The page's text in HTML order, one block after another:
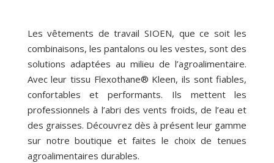
Les vêtements de travail SIOEN, que ce soit les
combinaisons, les pantalons ou les vestes, sont des
solutions adaptées au milieu de l’agroalimentaire.
Avec leur tissu Flexothane® Kleen, ils sont fiables,
confortables et performants. Ils mettent les
professionnels à l’abri des vents froids, de l’eau et
des graisses. Découvrez dès à présent leur gamme
sur notre boutique et faites le choix de tenues
agroalimentaires durables.